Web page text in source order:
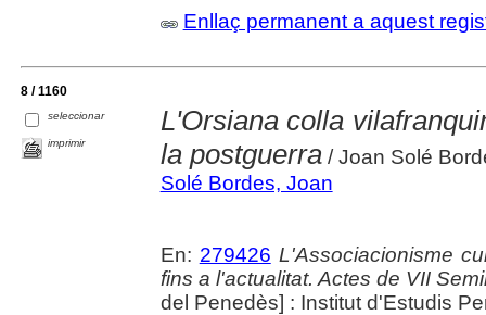
Enllaç permanent a aquest
8 / 1160
seleccionar
imprimir
L'Orsiana colla
la postguerra/ Joan Solé
Solé Bordes, Joan
En: 279426 L'Associacionisme
fins a l'actualitat. Actes de VII
del Penedès] : Institut d'Estudis